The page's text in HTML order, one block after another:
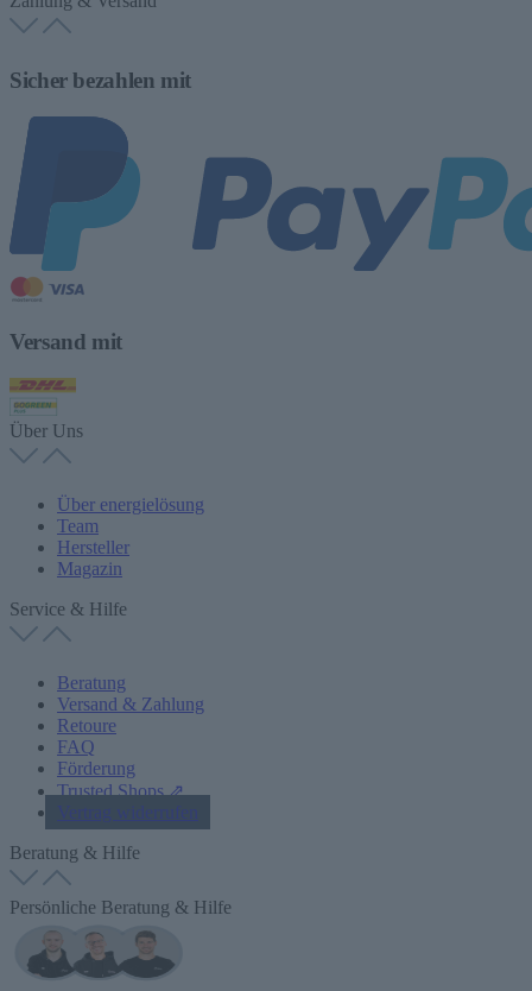
Sicher bezahlen mit
Versand mit
Über Uns
Über energielösung
Team
Hersteller
Magazin
Service & Hilfe
Beratung
Versand & Zahlung
Retoure
FAQ
Förderung
Trusted Shops ⇗
Vertrag widerrufen
Beratung & Hilfe
Persönliche Beratung & Hilfe